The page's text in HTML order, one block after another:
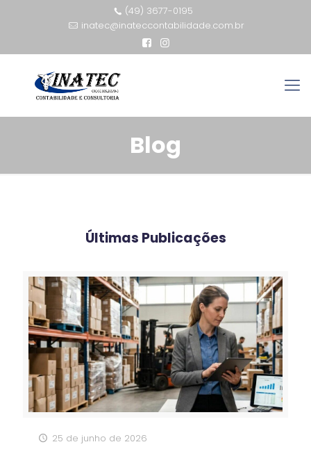
(49) 3677-0195
inatec@inateccontabilidade.com.br
Blog
Últimas Publicações
25 de junho de 2026